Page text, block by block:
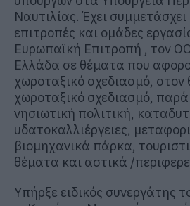
Ναυτιλίας. Έχει
επιτροπές και ομάδες
Ευρωπαϊκή Επιτροπή , τον
Ελλάδα σε θέματα που
χωροταξικό σχεδιασμό, στον
χωροταξικό σχεδιασμό,
νησιωτική πολιτική,
υδατοκαλλιέργειες,
βιομηχανικά πάρκα,
θέματα και αστικά /
Υπήρξε ειδικός συνεργάτης